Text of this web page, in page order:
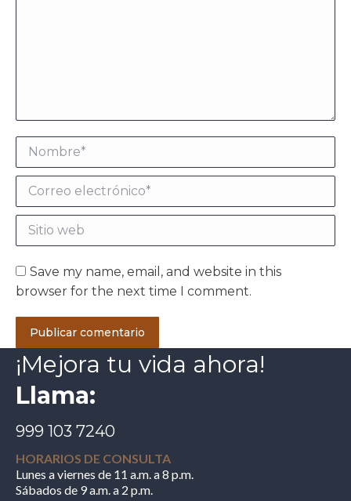
Nombre *
Correo electrónico *
Sitio web
Save my name, email, and website in this
browser for the next time I comment.
Publicar comentario
¡Mejora tu vida ahora!
Llama:
999 103 7240
HORARIOS DE CONSULTA
Lunes a viernes de 11 a.m. a 8 p.m.
Sábados de 9 a.m. a 2 p.m.